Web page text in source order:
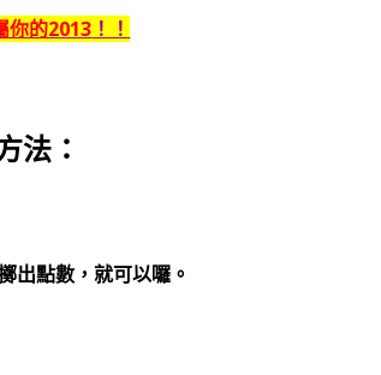
你的2013 ！！
法：
出點數，就可以囉。